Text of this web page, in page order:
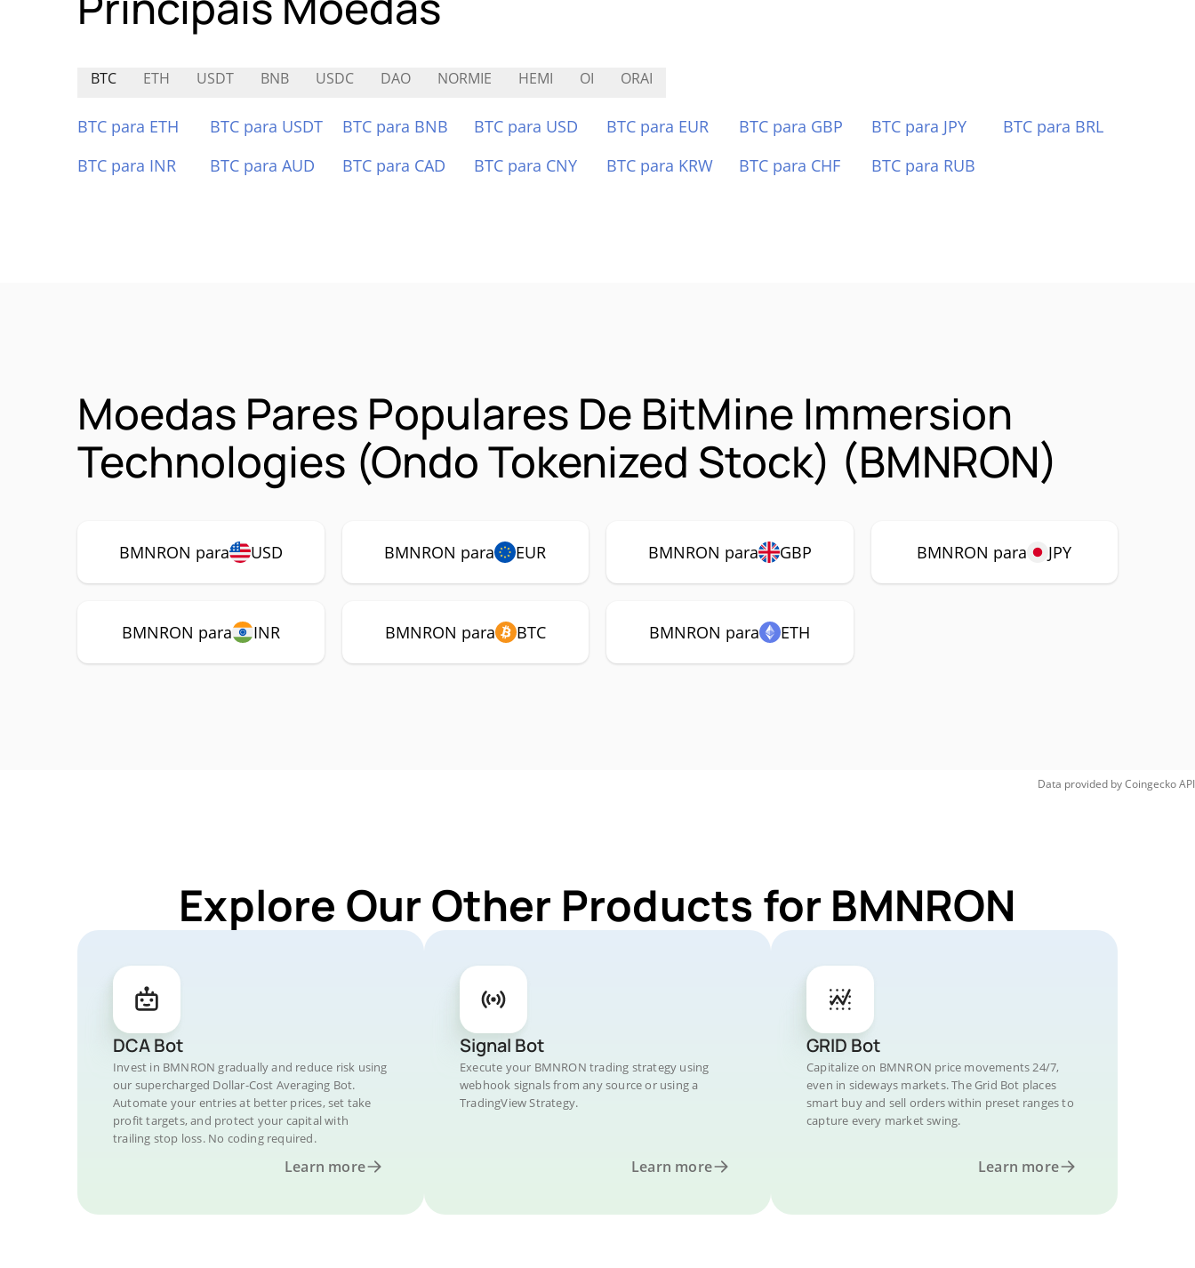
BTC ETH USDT BNB USDC DAO NORMIE HEMI OI ORAI
BTC para ETH BTC para USDT BTC para BNB BTC para USD BTC para EUR BTC para GBP BTC para JPY
BTC para BRL
BTC para INR
BTC para AUD BTC para CAD BTC para CNY BTC para KRW BTC para CHF BTC para RUB
Moedas Pares Populares De BitMine Immersion
Technologies (Ondo Tokenized Stock) (BMNRON)
BMNRON para USD BMNRON para EUR BMNRON para GBP BMNRON para JPY
BMNRON para INR BMNRON para BTC BMNRON para ETH
Data provided byCoingeckoAPI
Explore Our Other Products for BMNRON
DCA Bot
Invest in BMNRON gradually and reduce risk using
our supercharged Dollar-Cost Averaging Bot.
Automate your entries at better prices, set take
profit targets, and protect your capital with
trailing stop loss. No coding required.
Learn more
Signal Bot
Execute your BMNRON trading strategy using
webhook signals from any source or using a
TradingView Strategy.
Learn more
GRID Bot
Capitalize on BMNRON price movements 24/7,
even in sideways markets. The Grid Bot places
smart buy and sell orders within preset ranges to
capture every market swing.
Learn more